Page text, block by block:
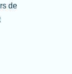
de